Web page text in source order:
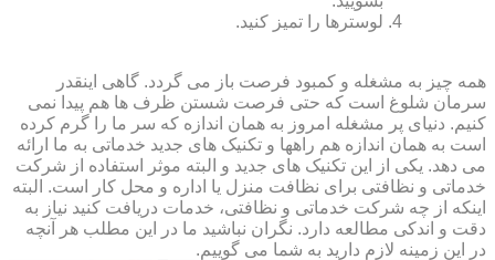
لوسترها را تمیز کنید.
همه چیز به مشغله و کمبود فرصت باز می گردد. گاهی اینقدر
سرمان شلوغ است که حتی فرصت شستن ظرف ها هم پیدا نمی
کنیم. دنیای پر مشغله امروز به همان اندازه که سر ما را گرم کرده
است به همان اندازه هم راهها و تکنیک های جدید خدماتی به ما ارائه
می دهد. یکی از این تکنیک های جدید و البته موثر استفاده از شرکت
خدماتی و نظافتی برای نظافت منزل یا اداره و محل کار است. البته
اینکه از چه شرکت خدماتی و نظافتی، خدمات دریافت کنید نیاز به
دقت و اندکی مطالعه دارد. نگران نباشید ما در این مطلب هر آنچه
در این زمینه لازم دارید به شما می گوییم.